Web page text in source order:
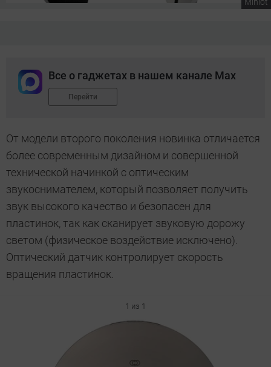
Все о гаджетах в нашем канале Max
Перейти
От модели второго поколения новинка отличается
более современным дизайном и совершенной
технической начинкой с оптическим
звукоснимателем, который позволяет получить
звук высокого качество и безопасен для
пластинок, так как сканирует звуковую дорожу
светом (физическое воздействие исключено).
Оптический датчик контролирует скорость
вращения пластинок.
1 из 1